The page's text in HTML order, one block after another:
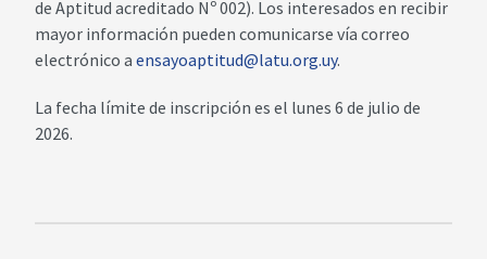
de Aptitud acreditado Nº 002). Los interesados en recibir
mayor información pueden comunicarse vía correo
electrónico a ensayoaptitud@latu.org.uy.
La fecha límite de inscripción es el lunes 6 de julio de
2026.